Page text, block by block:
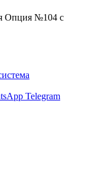
Опция №104 с
Telegram